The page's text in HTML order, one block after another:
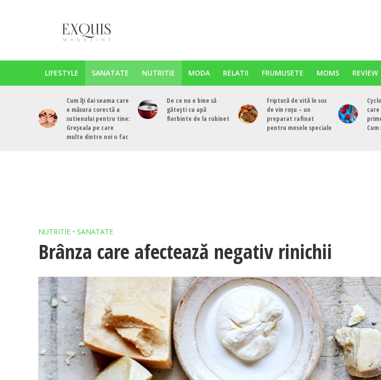
LIFESTYLE SANATATE NUTRITIE MODA RELATII FRUMUSETE MOMS REVIEW
Cum îți dai seama care
e măsura corectă a
sutienului pentru tine:
Greșeala pe care
multe dintre noi o fac
De ce nu e bine să
gătești cu apă
fierbinte de la robinet
Friptură de vită în sos
de vin roșu – un
preparat rafinat
pentru mesele speciale
NUTRITIE • SANATATE
Brânza care afectează negativ rinichii